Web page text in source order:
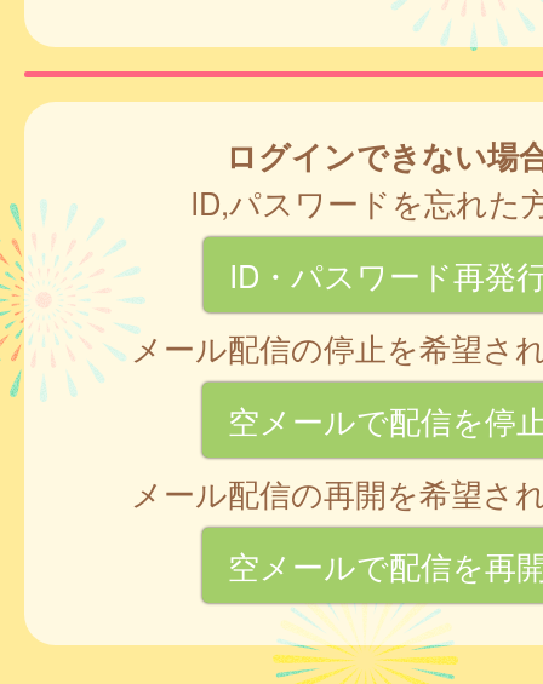
ログインできない場
ID,パスワードを忘れた
ID・パスワード再発
メール配信の停止を希望さ
空メールで配信を停
メール配信の再開を希望さ
空メールで配信を再